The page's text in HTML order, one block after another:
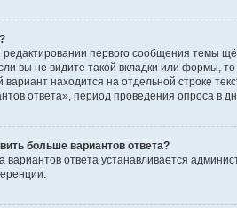
первого сообщения темы
вы не видите такой вкладки или формы,
находится на отдельной строке
ответа», период проведения опроса в
больше вариантов ответа?
вариантов ответа устанавливается